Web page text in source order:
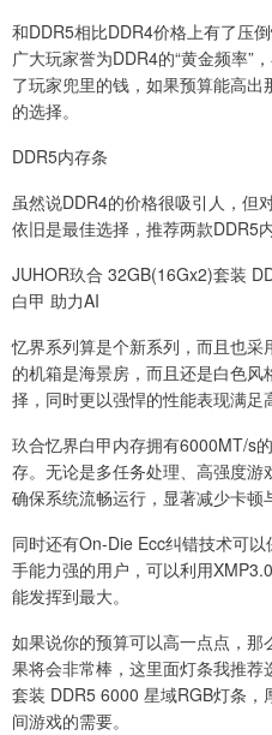
和DDR5相比DDR4价格上有了压
广大玩家誉为DDR4的“黄金频率”
了玩家兜里的钱，如果预算能高
的选择。
DDR5内存条
虽然说DDR4的价格很吸引人，但
依旧是最佳选择，推荐两款DDR5内
JUHOR玖合 32GB(16Gx2)套装
白甲 助力AI
忆界系列算是个新系列，而且也
的机箱是海景房，而且还是白色
择，同时更以强悍的性能表现满足
玖合忆界白甲内存拥有6000MT/s
存。无论是多任务处理、高强度
确保系统流畅运行，显著减少卡顿
同时还有On-Die Ecc纠错技术可
手能力强的用户，可以利用
能发挥到最大。
如果说你的预算可以高一点点，
果将会非常棒，这里面灯条我推
套装 DDR5 6000 星域RGB灯条
间游戏的需要。